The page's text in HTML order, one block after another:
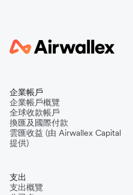
企業帳戶
企業帳戶概覽
全球收款帳戶
換匯及國際付款
雲匯收益 (由 Airwallex Capital
提供)
支出
支出概覽